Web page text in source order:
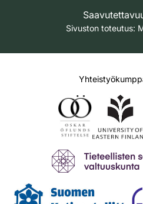
Sivuston toteutus: